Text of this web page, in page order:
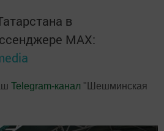
в
MАХ:
Telegram-канал "Шешминская